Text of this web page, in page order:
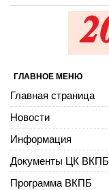
ГЛАВНОЕ МЕНЮ
Главная страница
Новости
Информация
Документы ЦК ВКПБ
Программа ВКПБ